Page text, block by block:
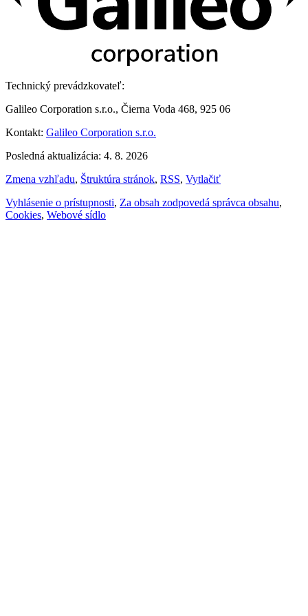
Technický prevádzkovateľ:
Galileo Corporation s.r.o., Čierna Voda 468, 925 06
Kontakt: Galileo Corporation s.r.o.
Posledná aktualizácia: 4. 8. 2026
Zmena vzhľadu, Štruktúra stránok, RSS, Vytlačiť
Vyhlásenie o prístupnosti, Za obsah zodpovedá správca obsahu,
Cookies, Webové sídlo